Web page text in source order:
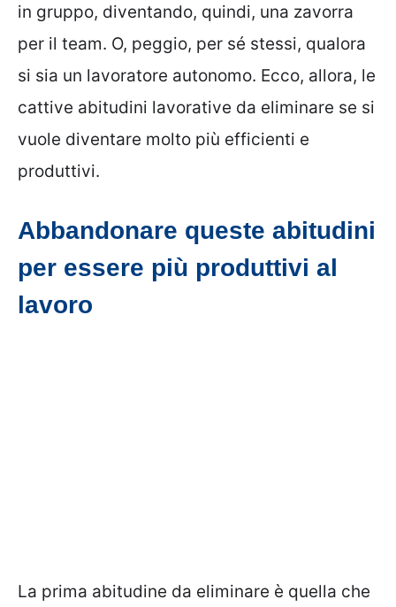
in gruppo, diventando, quindi, una zavorra
per il team. O, peggio, per sé stessi, qualora
si sia un lavoratore autonomo. Ecco, allora, le
cattive abitudini lavorative da eliminare se si
vuole diventare molto più efficienti e
produttivi.
Abbandonare queste abitudini
per essere più produttivi al
lavoro
La prima abitudine da eliminare è quella che